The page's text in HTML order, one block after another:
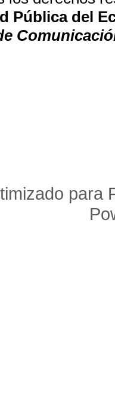
Pública del
para